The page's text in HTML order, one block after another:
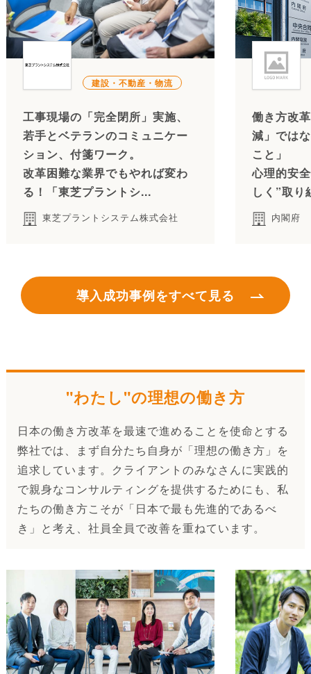
建設・不動産・物流
工事現場の「完全閉所」実施、
若手とベテランのコミュニケー
ション、付箋ワーク。
改革困難な業界でもやれば変わ
る！「東芝プラントシ...
東芝プラントシステム株式会社
働き方改
減」では
こと」
心理的安
しく”取り
内閣府
導入成功事例をすべて見る
"わたし"の理想の働き方
日本の働き方改革を最速で進めることを使命とする
弊社では、まず自分たち自身が「理想の働き方」を
追求しています。クライアントのみなさんに実践的
で親身なコンサルティングを提供するためにも、私
たちの働き方こそが「日本で最も先進的であるべ
き」と考え、社員全員で改善を重ねています。